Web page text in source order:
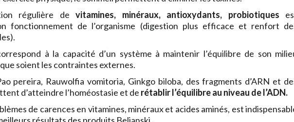
régulière de vitamines, minéraux, antioxydants, probiotiques
fonctionnement de l’organisme (digestion plus efficace et renfort
à la capacité d’un système à maintenir l’équilibre de son
soient les contraintes externes.
pereira, Rauwolfia vomitoria, Ginkgo biloba, des fragments d’ARN et
d’atteindre l’homéostasie et de rétablir l’équilibre au niveau de l’ADN.
de carences en vitamines, minéraux et acides aminés, est